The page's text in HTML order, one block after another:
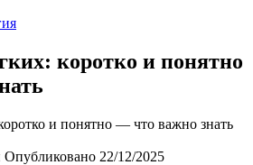
коротко и понятно
Опубликовано 22/12/2025